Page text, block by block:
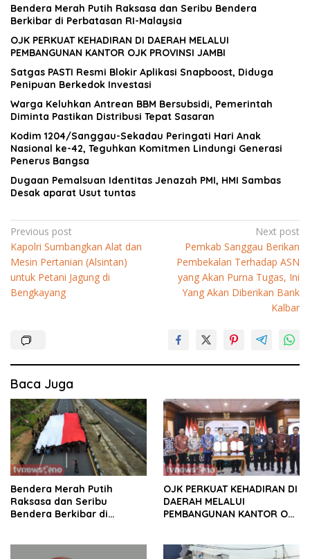
Bendera Merah Putih Raksasa dan Seribu Bendera
Berkibar di Perbatasan RI-Malaysia
OJK PERKUAT KEHADIRAN DI DAERAH MELALUI
PEMBANGUNAN KANTOR OJK PROVINSI JAMBI
Satgas PASTI Resmi Blokir Aplikasi Snapboost, Diduga
Penipuan Berkedok Investasi
Warga Keluhkan Antrean BBM Bersubsidi, Pemerintah
Diminta Pastikan Distribusi Tepat Sasaran
Kodim 1204/Sanggau-Sekadau Peringati Hari Anak
Nasional ke-42, Teguhkan Komitmen Lindungi Generasi
Penerus Bangsa
Dugaan Pemalsuan Identitas Jenazah PMI, HMI Sambas
Desak aparat Usut tuntas
Navigasi
pos
Previous post
Kapolri Sumbangkan Alat dan
Mesin Pertanian (Alsintan)
untuk Petani Jagung di
Bengkayang
Next post
Pemkab Sanggau Berikan
Pembekalan Terhadap ASN
yang Akan Purna Tugas, Ini
Yang Akan Diberikan Bank
Kalbar
Baca Juga
Bendera Merah Putih
Raksasa dan Seribu
Bendera Berkibar di
OJK PERKUAT KEHADIRAN DI
DAERAH MELALUI
PEMBANGUNAN KANTOR OJK